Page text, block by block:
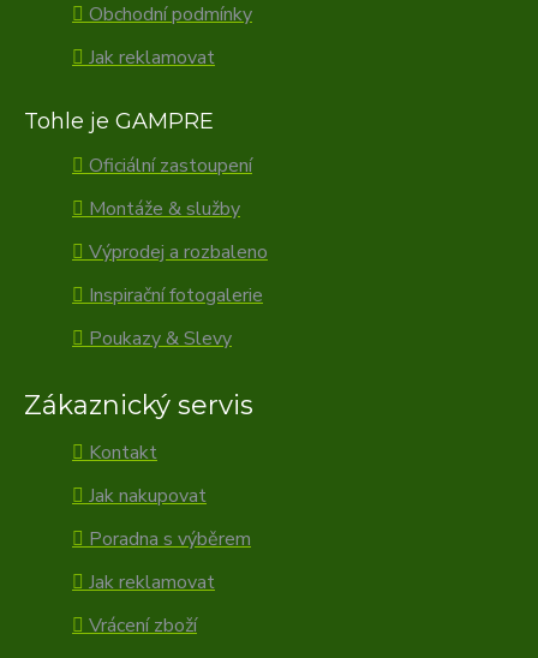
Obchodní podmínky
Jak reklamovat
Tohle je GAMPRE
Oficiální zastoupení
Montáže & služby
Výprodej a rozbaleno
Inspirační fotogalerie
Poukazy & Slevy
Zákaznický servis
Kontakt
Jak nakupovat
Poradna s výběrem
Jak reklamovat
Vrácení zboží